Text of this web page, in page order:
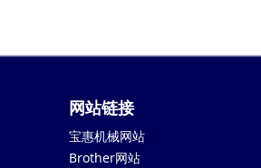
网站链接
宝惠机械网站
Brother网站